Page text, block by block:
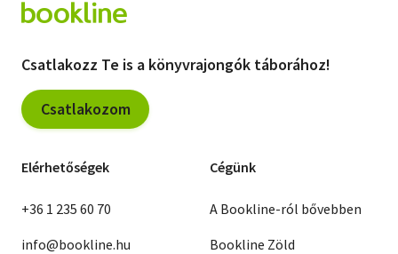
Csatlakozz Te is a könyvrajongók táborához!
Csatlakozom
Elérhetőségek
+36 1 235 60 70
info@bookline.hu
Cégünk
A Bookline-ról bővebben
Bookline Zöld